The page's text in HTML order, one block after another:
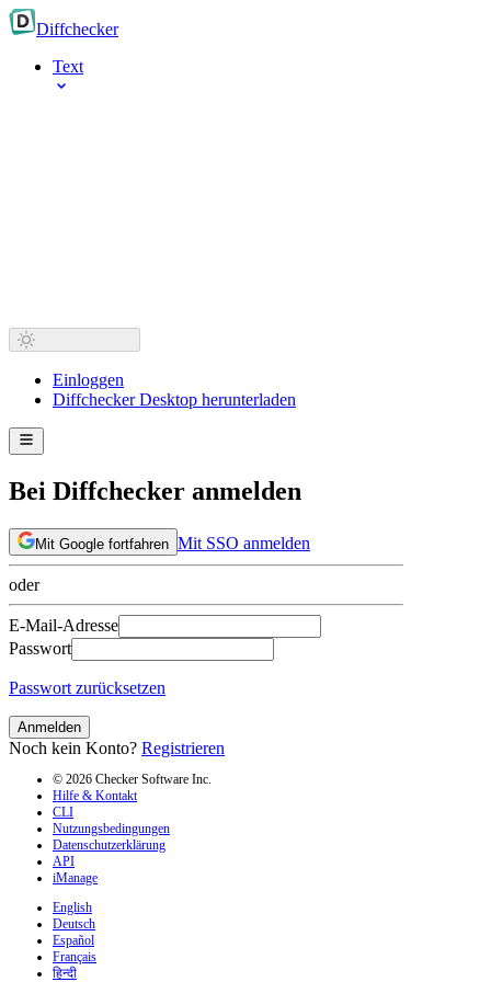
Diffchecker
Text
Einloggen
Diffchecker Desktop herunterladen
Bei Diffchecker anmelden
Mit Google fortfahren Mit SSO anmelden
oder
E-Mail-Adresse
Passwort
Passwort zurücksetzen
Anmelden
Noch kein Konto? Registrieren
© 2026 Checker Software Inc.
Hilfe & Kontakt
CLI
Nutzungsbedingungen
Datenschutzerklärung
API
iManage
English
Deutsch
Español
Français
हिन्दी